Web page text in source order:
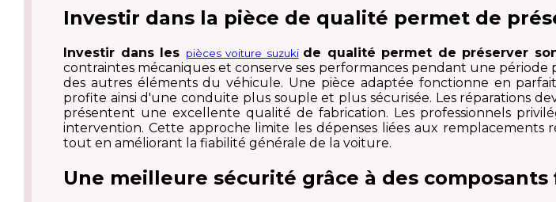
Investir dans la pièce de qualité permet de
Investir dans les pièces voiture suzuki de qualité permet de préserver
contraintes mécaniques et conserve ses performances pendant une
des autres éléments du véhicule. Une pièce adaptée fonctionne en
profite ainsi d'une conduite plus souple et plus sécurisée. Les réparations
présentent une excellente qualité de fabrication. Les professionnels
intervention. Cette approche limite les dépenses liées aux
tout en améliorant la fiabilité générale de la voiture.
Une meilleure sécurité grâce à des composants